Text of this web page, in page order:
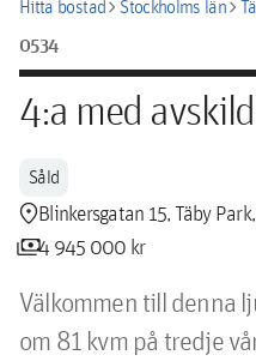
Hitta bostadchevron_rightStockholms länchevron_right
0534
4:a med
Såld
location_pinBlinkersgatan 15, Täby
payments4 945 000 kr
Välkommen till denna
om 81 kvm på tredje